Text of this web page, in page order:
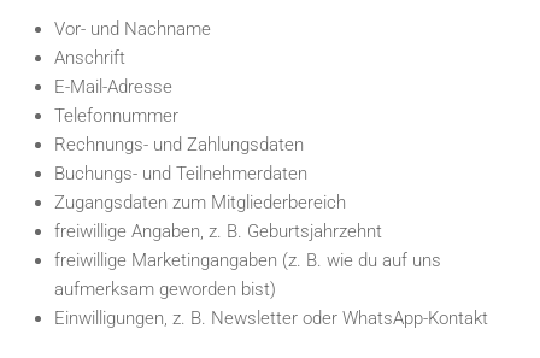
Vor- und Nachname
Anschrift
E-Mail-Adresse
Telefonnummer
Rechnungs- und Zahlungsdaten
Buchungs- und Teilnehmerdaten
Zugangsdaten zum Mitgliederbereich
freiwillige Angaben, z. B. Geburtsjahrzehnt
freiwillige Marketingangaben (z. B. wie du auf uns
aufmerksam geworden bist)
Einwilligungen, z. B. Newsletter oder WhatsApp-Kontakt